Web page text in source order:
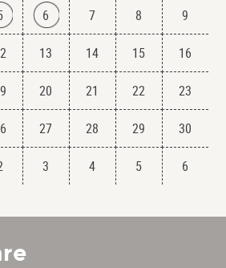
6 7 8 9
13 14 15 16
20 21 22 23
27 28 29 30
3 4 5 6